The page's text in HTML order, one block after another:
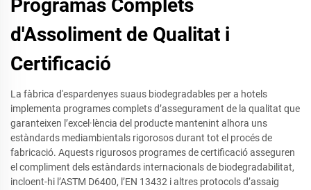
Programas Complets
d'Assoliment de Qualitat i
Certificació
La fàbrica d'espardenyes suaus biodegradables per a hotels
implementa programes complets d’assegurament de la qualitat que
garanteixen l’excel·lència del producte mantenint alhora uns
estàndards mediambientals rigorosos durant tot el procés de
fabricació. Aquests rigurosos programes de certificació asseguren
el compliment dels estàndards internacionals de biodegradabilitat,
incloent-hi l’ASTM D6400, l’EN 13432 i altres protocols d’assaig